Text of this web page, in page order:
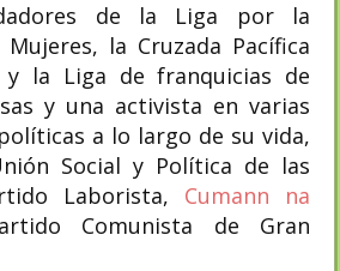
de la Liga por la
la Cruzada Pacífica
y la Liga de franquicias de
y una activista en varias
a lo largo de su vida,
Social y Política de las
Laborista, Cumann na
Comunista de Gran